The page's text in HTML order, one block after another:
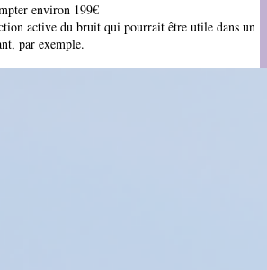
environ 199€
active du bruit qui pourrait être utile dans un
par exemple.